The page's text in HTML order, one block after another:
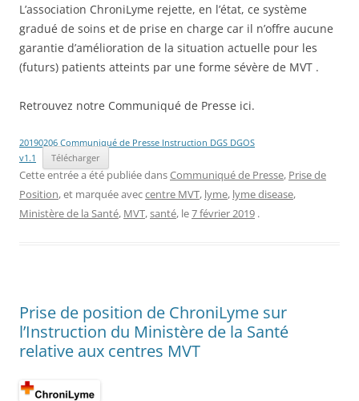
L’association ChroniLyme rejette, en l’état, ce système
gradué de soins et de prise en charge car il n’offre aucune
garantie d’amélioration de la situation actuelle pour les
(futurs) patients atteints par une forme sévère de MVT .
Retrouvez notre Communiqué de Presse ici.
20190206 Communiqué de Presse Instruction DGS DGOS
v1.1
Télécharger
Cette entrée a été publiée dansCommuniqué de Presse, Prise de
Position, et marquée aveccentre MVT, lyme, lyme disease,
Ministère de la Santé, MVT,santé, le7 février 2019 .
Prise de position de ChroniLyme sur
l’Instruction du Ministère de la Santé
relative aux centres MVT